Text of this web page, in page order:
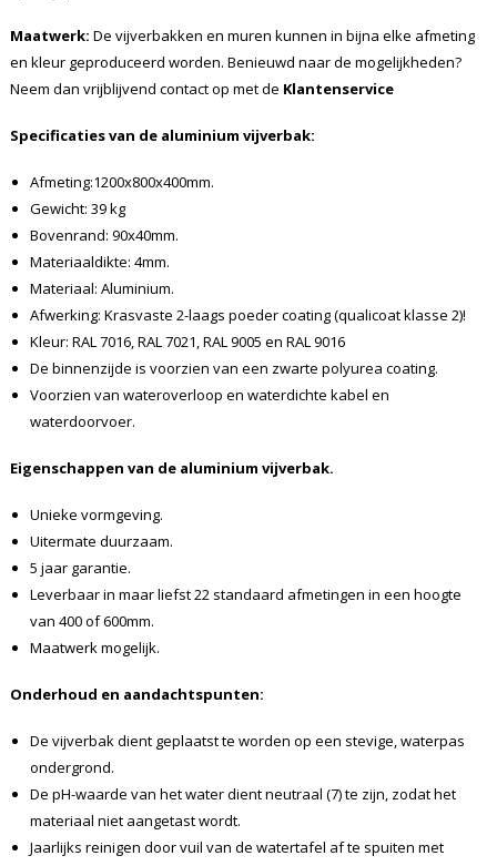
Maatwerk: De vijverbakken en muren kunnen in bijna elke afmeting
en kleur geproduceerd worden. Benieuwd naar de mogelijkheden?
Neem dan vrijblijvend contact op met de Klantenservice
Specificaties van de aluminium vijverbak:
Afmeting:1200x800x400mm.
Gewicht: 39 kg
Bovenrand: 90x40mm.
Materiaaldikte: 4mm.
Materiaal: Aluminium.
Afwerking: Krasvaste 2-laags poeder coating (qualicoat klasse 2)!
Kleur: RAL 7016, RAL 7021, RAL 9005 en RAL 9016
De binnenzijde is voorzien van een zwarte polyurea coating.
Voorzien van wateroverloop en waterdichte kabel en
waterdoorvoer.
Eigenschappen van de aluminium vijverbak.
Unieke vormgeving.
Uitermate duurzaam.
5 jaar garantie.
Leverbaar in maar liefst 22 standaard afmetingen in een hoogte
van 400 of 600mm.
Maatwerk mogelijk.
Onderhoud en aandachtspunten:
De vijverbak dient geplaatst te worden op een stevige, waterpas
ondergrond.
De pH-waarde van het water dient neutraal (7) te zijn, zodat het
materiaal niet aangetast wordt.
Jaarlijks reinigen door vuil van de watertafel af te spuiten met